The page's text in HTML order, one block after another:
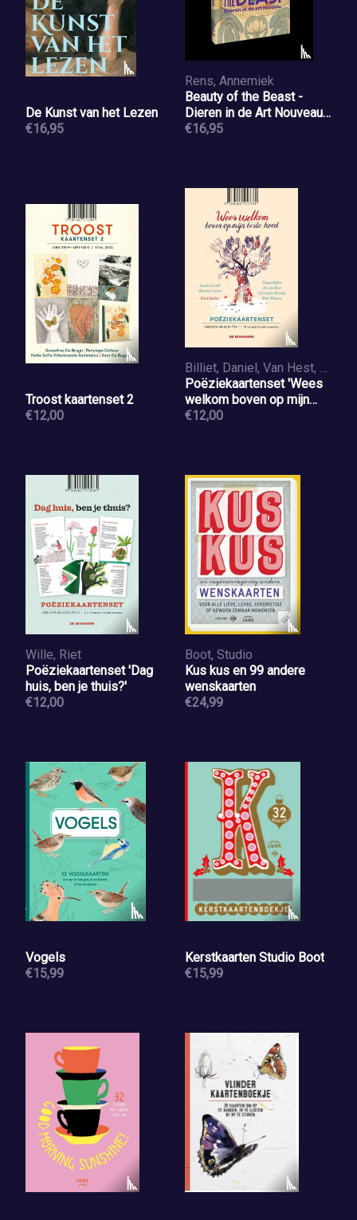
De Kunst van het Lezen
€16,95
Rens, Annemiek
Beauty of the Beast -
Dieren in de Art Nouveau
Kaartenboek
€16,95
Troost kaartenset 2
€12,00
Billiet, Daniel, Van Hest, Jos, Vander Heyden, Gil, Westera, Bette
Poëziekaartenset 'Wees
welkom boven op mijn
beste hoed'
€12,00
Wille, Riet
Poëziekaartenset 'Dag
huis, ben je thuis?'
€12,00
Boot, Studio
Kus kus en 99 andere
wenskaarten
€24,99
Vogels
€15,99
Kerstkaarten Studio Boot
€15,99